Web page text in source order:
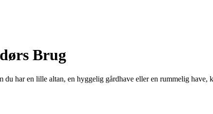
Brug
har en lille altan, en hyggelig gårdhave eller en rummelig